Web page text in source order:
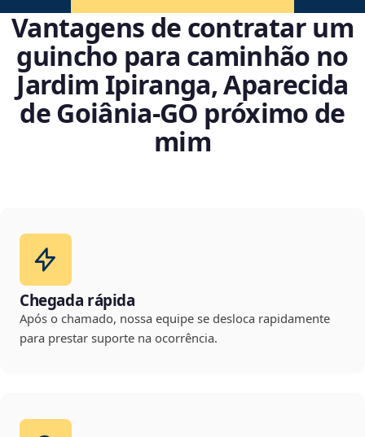
Vantagens de contratar um
guincho para caminhão no
Jardim Ipiranga, Aparecida
de Goiânia‑GO próximo de
mim
Chegada rápida
Após o chamado, nossa equipe se desloca rapidamente
para prestar suporte na ocorrência.